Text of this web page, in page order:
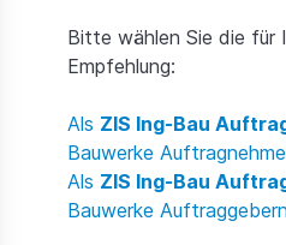
Bitte wählen Sie die für
Empfehlung:
Als ZIS Ing-Bau
Bauwerke
Als ZIS Ing-Bau
Bauwerke